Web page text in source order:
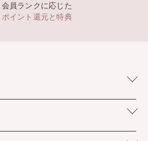
SHOES
会員ランクに応じた
ポイント還元と特典